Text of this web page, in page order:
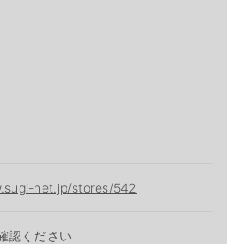
net.jp/stores/542
認ください